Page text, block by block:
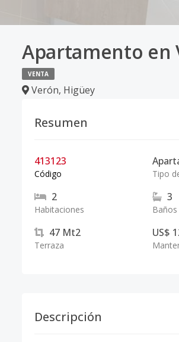
Apartamento en
VENTA
Verón, Higüey
Resumen
413123
Código Tipo
2
Habitaciones
3
Baños
47 Mt2
Terraza
US$
Descripción